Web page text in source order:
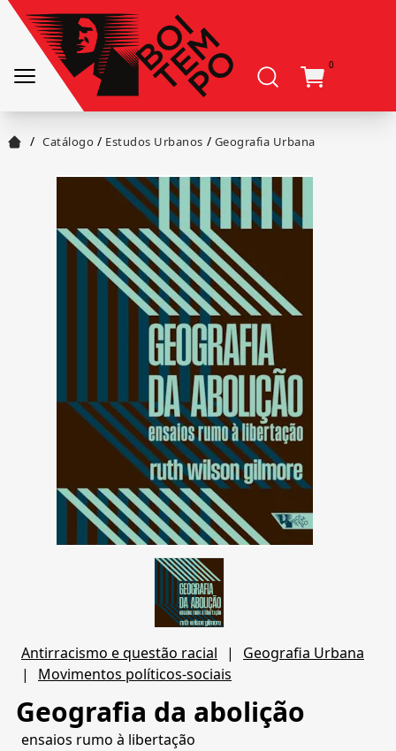
0
/ Catálogo / Estudos Urbanos / Geografia Urbana
Antirracismo e questão racial |
Geografia Urbana
|
Movimentos políticos-sociais
Geografia da abolição
ensaios rumo à libertação